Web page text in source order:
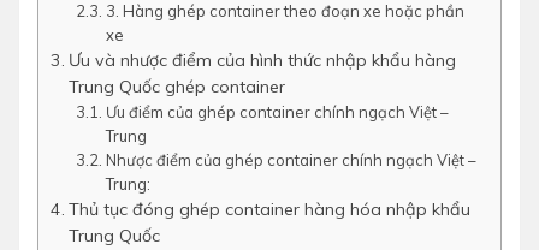
3. Hàng ghép container theo đoạn xe hoặc phần
xe
Ưu và nhược điểm của hình thức nhập khẩu hàng
Trung Quốc ghép container
Ưu điểm của ghép container chính ngạch Việt –
Trung
Nhược điểm của ghép container chính ngạch Việt –
Trung:
Thủ tục đóng ghép container hàng hóa nhập khẩu
Trung Quốc